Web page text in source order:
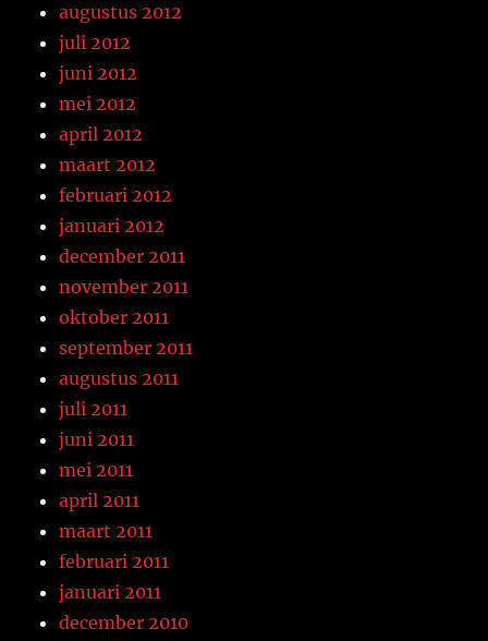
augustus 2012
juli 2012
juni 2012
mei 2012
april 2012
maart 2012
februari 2012
januari 2012
december 2011
november 2011
oktober 2011
september 2011
augustus 2011
juli 2011
juni 2011
mei 2011
april 2011
maart 2011
februari 2011
januari 2011
december 2010